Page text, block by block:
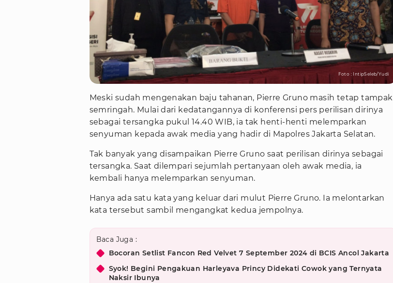
Foto : IntipSeleb/Yudi
Meski sudah mengenakan baju tahanan, Pierre Gruno masih tetap tampak
semringah. Mulai dari kedatangannya di konferensi pers perilisan dirinya
sebagai tersangka pukul 14.40 WIB, ia tak henti-henti melemparkan
senyuman kepada awak media yang hadir di Mapolres Jakarta Selatan.
Tak banyak yang disampaikan Pierre Gruno saat perilisan dirinya sebagai
tersangka. Saat dilempari sejumlah pertanyaan oleh awak media, ia
kembali hanya melemparkan senyuman.
Hanya ada satu kata yang keluar dari mulut Pierre Gruno. Ia melontarkan
kata tersebut sambil mengangkat kedua jempolnya.
Baca Juga :
Bocoran Setlist Fancon Red Velvet 7 September 2024 di BCIS Ancol Jakarta
Syok! Begini Pengakuan Harleyava Princy Didekati Cowok yang Ternyata
Naksir Ibunya